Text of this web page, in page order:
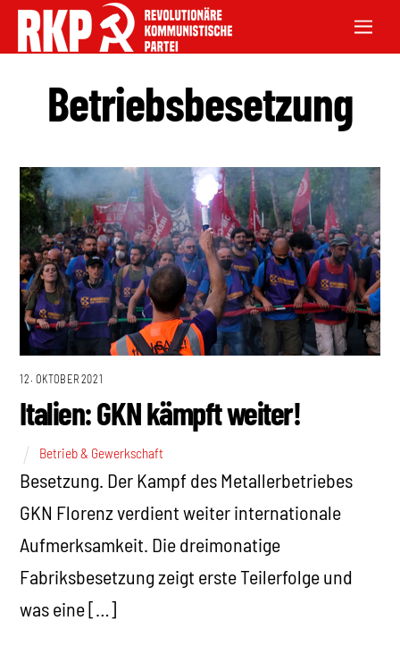
Betriebsbesetzung
12. OKTOBER 2021
Italien: GKN kämpft weiter!
Betrieb & Gewerkschaft
Besetzung. Der Kampf des Metallerbetriebes
GKN Florenz verdient weiter internationale
Aufmerksamkeit. Die dreimonatige
Fabriksbesetzung zeigt erste Teilerfolge und
was eine […]